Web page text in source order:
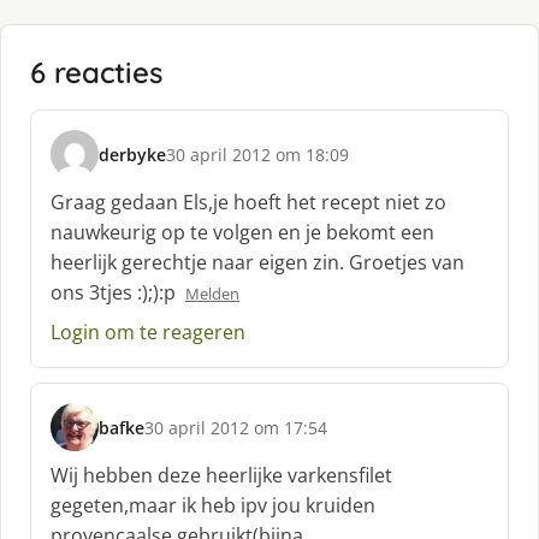
6 reacties
derbyke
s
c
h
r
e
e
:
30 april 2012 om 18:09
Graag gedaan Els,je hoeft het recept niet zo
nauwkeurig op te volgen en je bekomt een
heerlijk gerechtje naar eigen zin. Groetjes van
ons 3tjes :);):p Melden
Login om te reageren
bafke
s
c
h
r
30 april 2012 om 17:54
Wij hebben deze heerlijke varkensfilet
gegeten,maar ik heb ipv jou kruiden